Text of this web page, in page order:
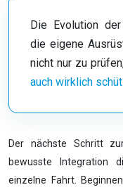
Die Evolution
die eigene
nicht nur zu
auch wirklich
Der nächste Schritt
bewusste Integration
einzelne Fahrt.